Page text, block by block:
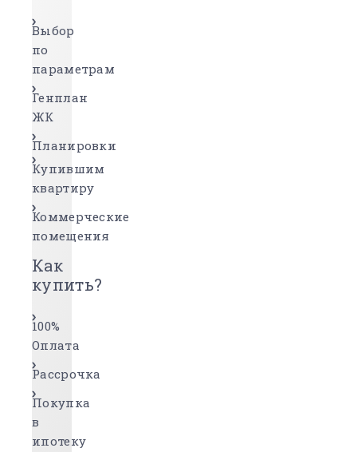
Выбор
по
параметрам
Генплан
ЖК
Планировки
Купившим
квартиру
Коммерческие
помещения
Как
купить?
100%
Оплата
Рассрочка
Покупка
в
ипотеку